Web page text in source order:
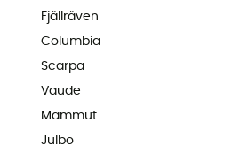
Fjällräven
Columbia
Scarpa
Vaude
Mammut
Julbo